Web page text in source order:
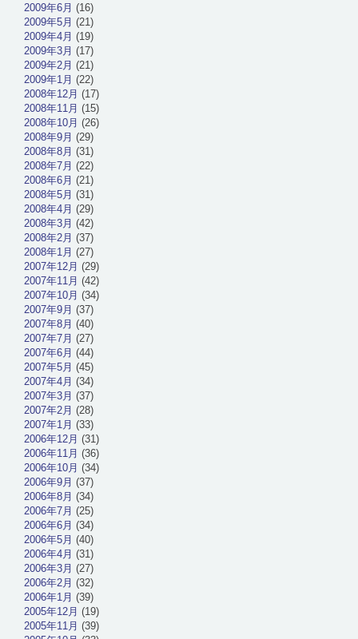
2009年6月 (16)
2009年5月 (21)
2009年4月 (19)
2009年3月 (17)
2009年2月 (21)
2009年1月 (22)
2008年12月 (17)
2008年11月 (15)
2008年10月 (26)
2008年9月 (29)
2008年8月 (31)
2008年7月 (22)
2008年6月 (21)
2008年5月 (31)
2008年4月 (29)
2008年3月 (42)
2008年2月 (37)
2008年1月 (27)
2007年12月 (29)
2007年11月 (42)
2007年10月 (34)
2007年9月 (37)
2007年8月 (40)
2007年7月 (27)
2007年6月 (44)
2007年5月 (45)
2007年4月 (34)
2007年3月 (37)
2007年2月 (28)
2007年1月 (33)
2006年12月 (31)
2006年11月 (36)
2006年10月 (34)
2006年9月 (37)
2006年8月 (34)
2006年7月 (25)
2006年6月 (34)
2006年5月 (40)
2006年4月 (31)
2006年3月 (27)
2006年2月 (32)
2006年1月 (39)
2005年12月 (19)
2005年11月 (39)